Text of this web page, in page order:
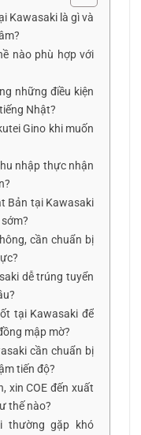
Kawasaki là gì và
nào phù hợp với
những điều kiện
Nhật?
Gino khi muốn
nhập thực nhận
Bản tại Kawasaki
cần chuẩn bị
dễ trúng tuyển
tại Kawasaki để
mập mờ?
cần chuẩn bị
tiến độ?
xin COE đến xuất
thế nào?
thường gặp khó